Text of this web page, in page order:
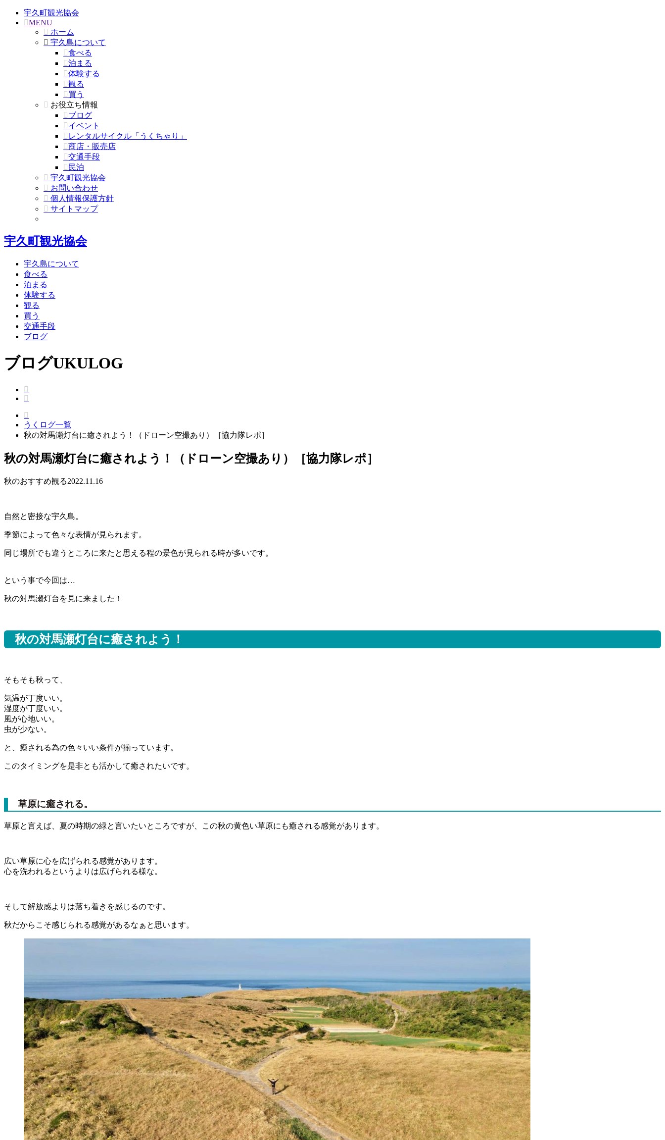
宇久町観光協会
MENU
ホーム
宇久島について
食べる
泊まる
体験する
観る
買う
お役立ち情報
ブログ
イベント
レンタルサイクル「うくちゃり」
商店・販売店
交通手段
民泊
宇久町観光協会
お問い合わせ
個人情報保護方針
サイトマップ
宇久町観光協会
宇久島について
食べる
泊まる
体験する
観る
買う
交通手段
ブログ
ブログUKULOG
うくログ一覧
秋の対馬瀬灯台に癒されよう！（ドローン空撮あり）［協力隊レポ］
秋の対馬瀬灯台に癒されよう！（ドローン空撮あり）［協力隊レポ］
秋のおすすめ観る2022.11.16
自然と密接な宇久島。
季節によって色々な表情が見られます。
同じ場所でも違うところに来たと思える程の景色が見られる時が多いです。
という事で今回は…
秋の対馬瀬灯台を見に来ました！
秋の対馬瀬灯台に癒されよう！
そもそも秋って、
気温が丁度いい。
湿度が丁度いい。
風が心地いい。
虫が少ない。
と、癒される為の色々いい条件が揃っています。
このタイミングを是非とも活かして癒されたいです。
草原に癒される。
草原と言えば、夏の時期の緑と言いたいところですが、この秋の黄色い草原にも癒される感覚があります。
広い草原に心を広げられる感覚があります。
心を洗われるというよりは広げられる様な。
そして解放感よりは落ち着きを感じるのです。
秋だからこそ感じられる感覚があるなぁと思います。